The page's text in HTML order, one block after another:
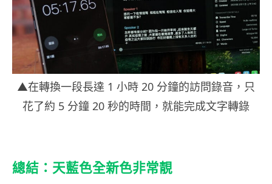
▲在轉換一段長達 1 小時 20 分鐘的訪問錄音，只
花了約 5 分鐘 20 秒的時間，就能完成文字轉錄
總結：天藍色全新色非常靚